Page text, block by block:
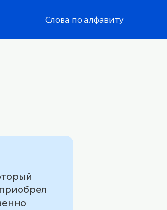
Слова по алфавиту